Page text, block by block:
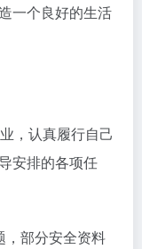
一个良好的生活
，认真履行自己
安排的各项任
，部分安全资料